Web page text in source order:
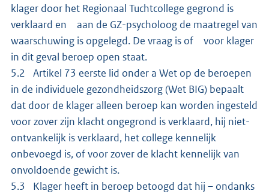
klager door het Regionaal Tuchtcollege gegrond is
verklaard en aan de GZ-psycholoog de maatregel van
waarschuwing is opgelegd. De vraag is of voor klager
in dit geval beroep open staat.
5.2 Artikel 73 eerste lid onder a Wet op de beroepen
in de individuele gezondheidszorg (Wet BIG) bepaalt
dat door de klager alleen beroep kan worden ingesteld
voor zover zijn klacht ongegrond is verklaard, hij niet-
ontvankelijk is verklaard, het college kennelijk
onbevoegd is, of voor zover de klacht kennelijk van
onvoldoende gewicht is.
5.3 Klager heeft in beroep betoogd dat hij – ondanks